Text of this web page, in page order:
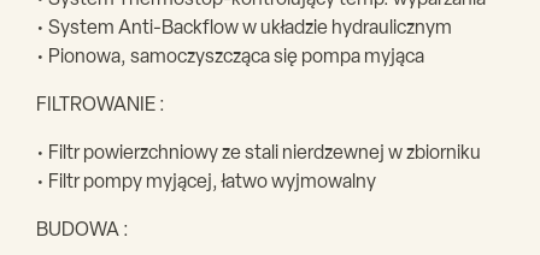
• System Anti-Backflow w układzie hydraulicznym
• Pionowa, samoczyszcząca się pompa myjąca
FILTROWANIE :
• Filtr powierzchniowy ze stali nierdzewnej w zbiorniku
• Filtr pompy myjącej, łatwo wyjmowalny
BUDOWA :